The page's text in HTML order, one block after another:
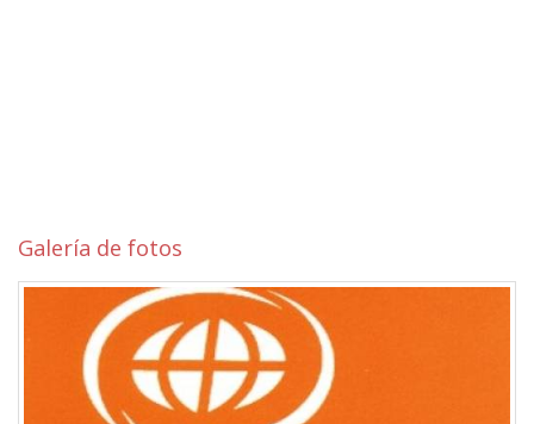
Galería de fotos